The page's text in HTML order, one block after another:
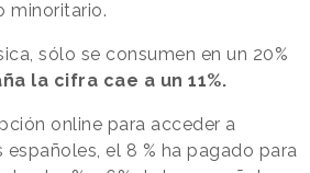
minoritario.
sólo se consumen en un 20%
la cifra cae a un 11%.
online para acceder a
el 8 % ha pagado para